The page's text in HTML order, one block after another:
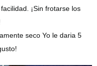
¡Sin frotarse los
seco Yo le daria 5